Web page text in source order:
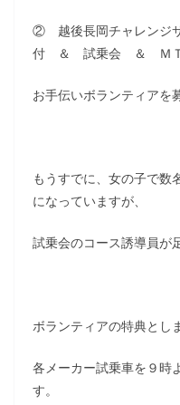
② 越後長岡チャレンジ
付 ＆ 試乗会 ＆ ＭＴ
お手伝いボランティアを
もうすでに、女の子で数
になっていますが、
試乗会のコース誘導員が
ボランティアの特典とし
各メーカー試乗車を９時
す。